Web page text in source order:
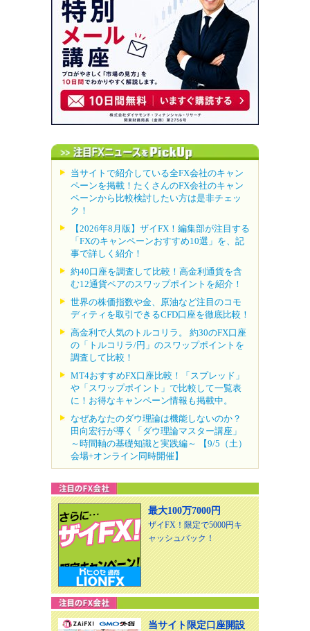
当サイトで紹介している全FX会社のキャン
ペーンを掲載！たくさんのFX会社のキャン
ペーンから比較検討したい方は是非チェッ
ク！
【2026年8月版】ザイFX！編集部が注目する
「FXのキャンペーンおすすめ10選」を、記
事で詳しく紹介！
約40口座を調査して比較！高金利通貨を含
む12通貨ペアのスワップポイントを紹介！
世界の株価指数や金、原油など注目のコモ
ディティを取引できるCFD口座を徹底比較！
高金利で人気のトルコリラ。 約30のFX口座
の「トルコリラ/円」のスワップポイントを
調査して比較！
MT4おすすめFX口座比較！「スプレッド」
や「スワップポイント」で比較して一覧表
に！お得なキャンペーン情報も掲載中。
なぜあなたのダウ理論は機能しないのか？
田向宏行が導く「ダウ理論マスター講座」
～時間軸の基礎知識と実践編～ 【9/5（土）
会場+オンライン同時開催】
最大100万7000円
ザイFX！限定で5000円キ
ャッシュバック！
当サイト限定口座開設